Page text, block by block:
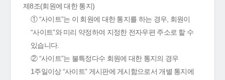
제8조(회원에 대한 통지)
① “사이트”는 이 회원에 대한 통지를 하는 경우, 회원이
“사이트”와 미리 약정하여 지정한 전자우편 주소로 할 수
있습니다.
② “사이트”는 불특정다수 회원에 대한 통지의 경우
1주일이상 “사이트” 게시판에 게시함으로서 개별 통지에